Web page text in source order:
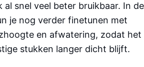
al snel veel beter bruikbaar. In de
je nog verder finetunen met
en afwatering, zodat het
stukken langer dicht blijft.